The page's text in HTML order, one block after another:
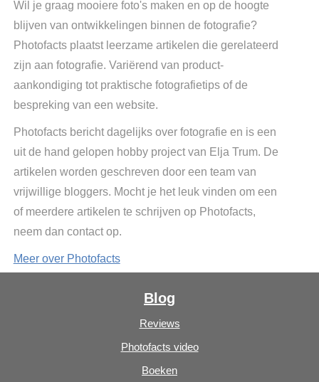
Wil je graag mooiere foto's maken en op de hoogte
blijven van ontwikkelingen binnen de fotografie?
Photofacts plaatst leerzame artikelen die gerelateerd
zijn aan fotografie. Variërend van product-
aankondiging tot praktische fotografietips of de
bespreking van een website.
Photofacts bericht dagelijks over fotografie en is een
uit de hand gelopen hobby project van Elja Trum. De
artikelen worden geschreven door een team van
vrijwillige bloggers. Mocht je het leuk vinden om een
of meerdere artikelen te schrijven op Photofacts,
neem dan contact op.
Meer over Photofacts
Blog
Reviews
Photofacts video
Boeken